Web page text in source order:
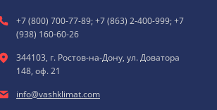
+7 (800) 700-77-89; +7 (863) 2-400-999; +7
(938) 160-60-26
344103, г. Ростов-на-Дону, ул. Доватора
148, оф. 21
info@vashklimat.com